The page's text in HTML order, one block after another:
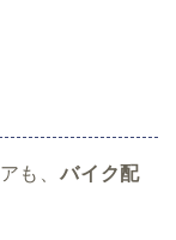
も、 バイク配